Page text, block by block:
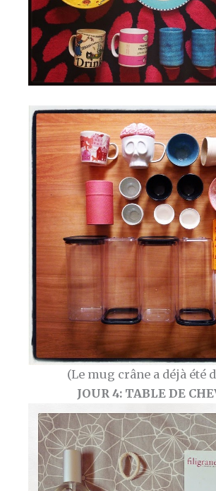
(Le mug crâne a déjà été
JOUR 4: TABLE DE